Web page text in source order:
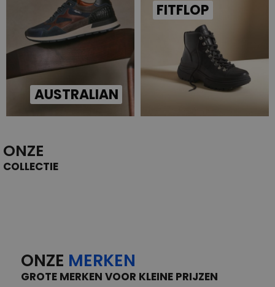
AUSTRALIAN
FITFLOP
ONZE
COLLECTIE
ONZE MERKEN
GROTE MERKEN VOOR KLEINE PRIJZEN